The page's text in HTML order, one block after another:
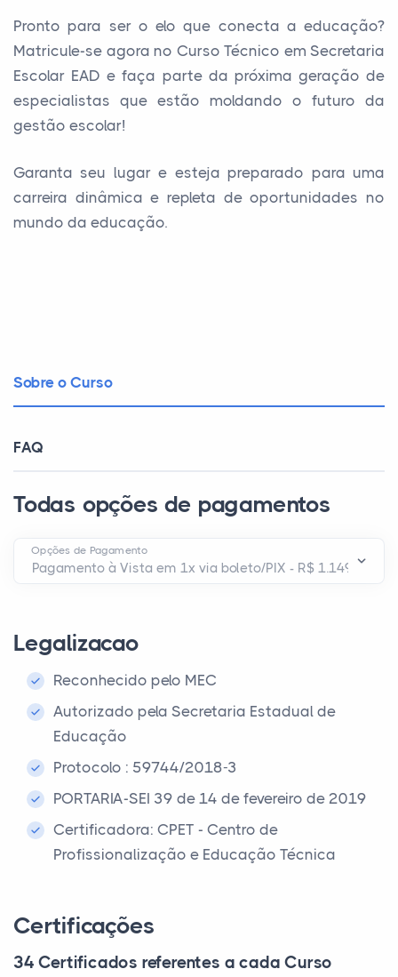
Pronto para ser o elo que conecta a educação?
Matricule-se agora no Curso Técnico em Secretaria
Escolar EAD e faça parte da próxima geração de
especialistas que estão moldando o futuro da
gestão escolar!
Garanta seu lugar e esteja preparado para uma
carreira dinâmica e repleta de oportunidades no
mundo da educação.
Sobre o Curso
FAQ
Todas opções de pagamentos
Opções de Pagamento
Legalizacao
Reconhecido pelo MEC
Autorizado pela Secretaria Estadual de
Educação
Protocolo : 59744/2018-3
PORTARIA-SEI 39 de 14 de fevereiro de 2019
Certificadora: CPET - Centro de
Profissionalização e Educação Técnica
Certificações
34 Certificados referentes a cada Curso